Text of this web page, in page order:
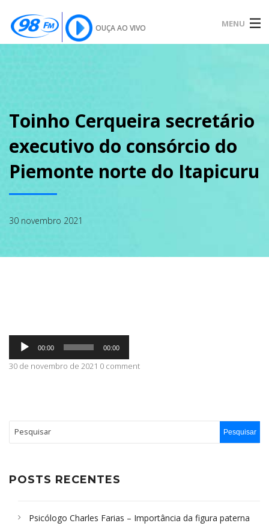
OUÇA AO VIVO MENU
SOBRE
CONTATO
Toinho Cerqueira secretário
executivo do consórcio do
Piemonte norte do Itapicuru
30 novembro 2021
Tocador
áudio
00:00 00:00
30 de novembro de 2021 0 comment
POSTS RECENTES
Psicólogo Charles Farias – Importância da figura paterna